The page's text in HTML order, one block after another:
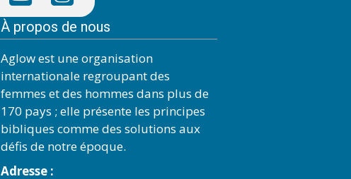
À propos de nous
Aglow est une organisation
internationale regroupant des
femmes et des hommes dans plus de
170 pays ; elle présente les principes
bibliques comme des solutions aux
défis de notre époque.
Adresse :